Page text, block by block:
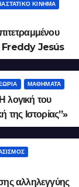
ΚΊΝΗΜΑ
Freddy Jesús
ΜΑΘΉΜΑΤΑ
λογική του
της Ιστορίας”»
αλληλεγγύης